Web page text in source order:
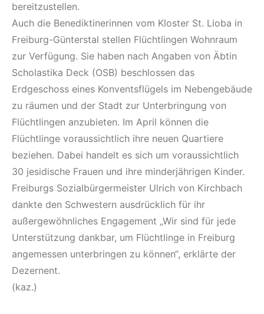
bereitzustellen.
Auch die Benediktinerinnen vom Kloster St. Lioba in
Freiburg-Günterstal stellen Flüchtlingen Wohnraum
zur Verfügung. Sie haben nach Angaben von Äbtin
Scholastika Deck (OSB) beschlossen das
Erdgeschoss eines Konventsflügels im Nebengebäude
zu räumen und der Stadt zur Unterbringung von
Flüchtlingen anzubieten. Im April können die
Flüchtlinge voraussichtlich ihre neuen Quartiere
beziehen. Dabei handelt es sich um voraussichtlich
30 jesidische Frauen und ihre minderjährigen Kinder.
Freiburgs Sozialbürgermeister Ulrich von Kirchbach
dankte den Schwestern ausdrücklich für ihr
außergewöhnliches Engagement „Wir sind für jede
Unterstützung dankbar, um Flüchtlinge in Freiburg
angemessen unterbringen zu können“, erklärte der
Dezernent.
(kaz.)